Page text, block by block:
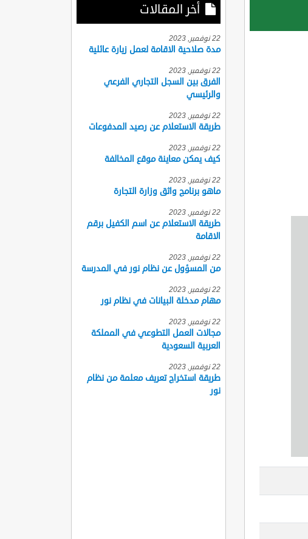
أخر المقالات
22 نوفمبر, 2023
مدة صلاحية الاقامة لعمل زيارة عائلية
22 نوفمبر, 2023
الفرق بين السجل التجاري الفرعي
والرئيسي
22 نوفمبر, 2023
طريقة الاستعلام عن رصيد المدفوعات
22 نوفمبر, 2023
كيف يمكن معاينة موقع المخالفة
22 نوفمبر, 2023
ماهو برنامج واثق وزارة التجارة
22 نوفمبر, 2023
طريقة الاستعلام عن اسم الكفيل برقم
الاقامة
22 نوفمبر, 2023
من المسؤول عن نظام نور في المدرسة
22 نوفمبر, 2023
مهام مدخلة البيانات في نظام نور
22 نوفمبر, 2023
مجالات العمل التطوعي في المملكة
العربية السعودية
22 نوفمبر, 2023
طريقة استخراج تعريف معلمة من نظام
نور